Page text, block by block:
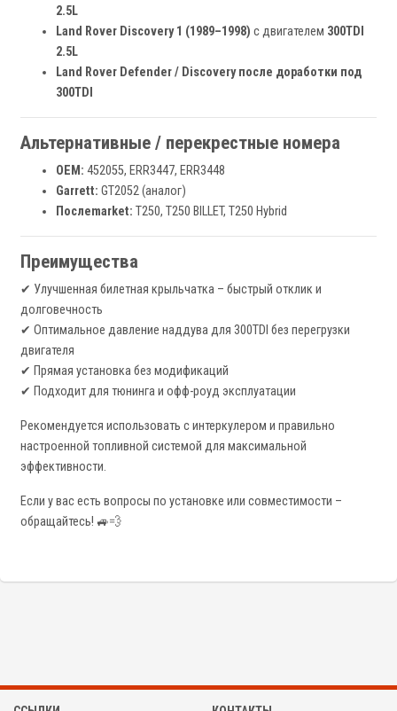
2.5L
Land Rover Discovery 1 (1989–1998) с двигателем 300TDI
2.5L
Land Rover Defender / Discovery после доработки под
300TDI
Альтернативные / перекрестные номера
OEM: 452055, ERR3447, ERR3448
Garrett: GT2052 (аналог)
Послеmarket: T250, T250 BILLET, T250 Hybrid
Преимущества
✔ Улучшенная билетная крыльчатка – быстрый отклик и
долговечность
✔ Оптимальное давление наддува для 300TDI без перегрузки
двигателя
✔ Прямая установка без модификаций
✔ Подходит для тюнинга и офф-роуд эксплуатации
Рекомендуется использовать с интеркулером и правильно
настроенной топливной системой для максимальной
эффективности.
Если у вас есть вопросы по установке или совместимости –
обращайтесь! 🚙💨